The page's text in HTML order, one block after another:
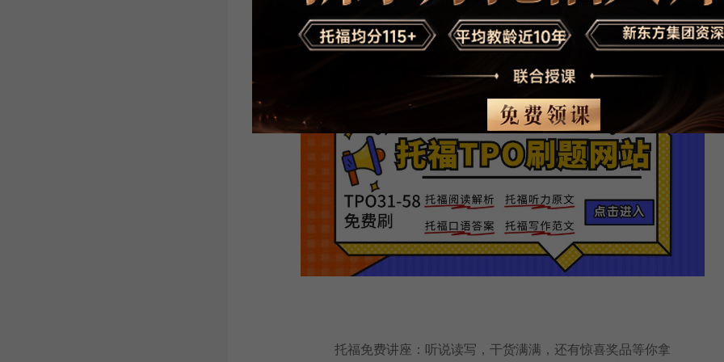
托福考试时间长
托福TPO阅读|听力|口语|写作免费模考刷题链接(附答案和解析)
托福免费讲座：听说读写，干货满满，还有惊喜奖品等你拿